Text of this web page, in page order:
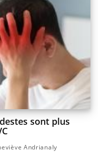
sont plus
Andrianaly